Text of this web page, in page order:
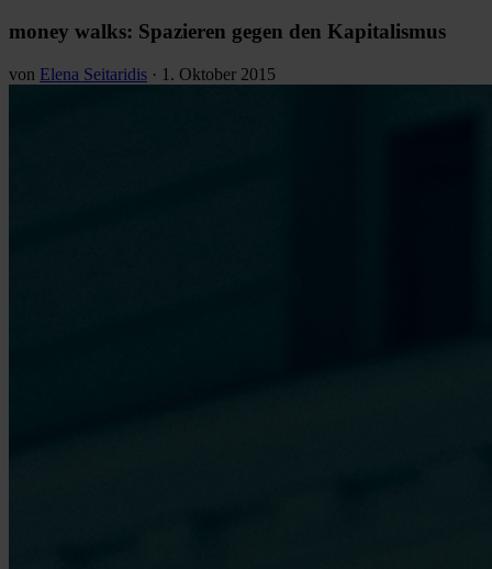
money walks: Spazieren gegen den Kapitalismus
von Elena Seitaridis · 1. Oktober 2015